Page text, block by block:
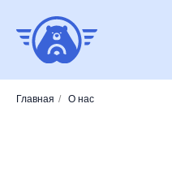
Главная / О нас